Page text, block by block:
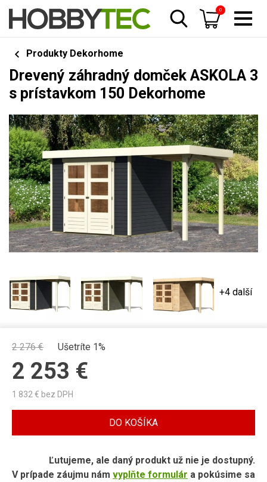
0
Produkty Dekorhome
Drevený záhradný domček ASKOLA 3
s prístavkom 150 Dekorhome
+4 další
2 276€ Ušetríte 1%
2 253 €
1 832 € bez DPH
DO KOŠÍKA
Ľutujeme, ale daný produkt už nie je dostupný.
V prípade záujmu nám vyplňte formulár a pokúsime sa